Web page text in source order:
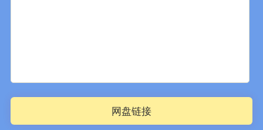
网盘链接